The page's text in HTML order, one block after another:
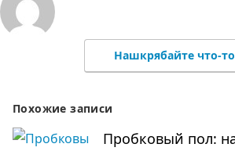
Нашкрябайте что-
Похожие записи
Пробковый пол: